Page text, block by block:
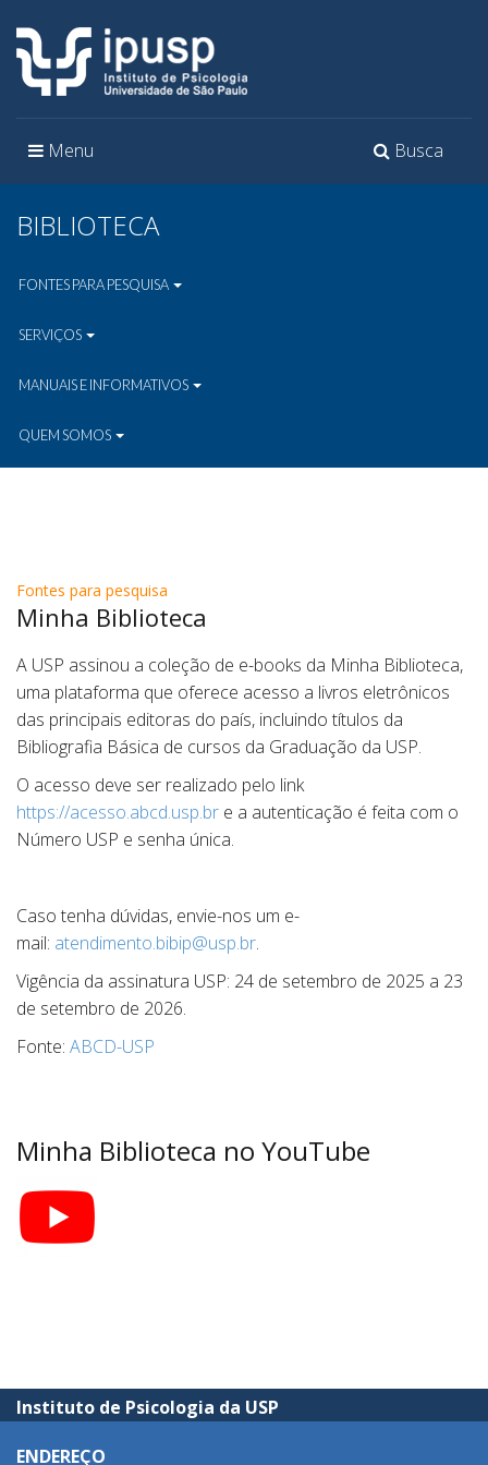
Toggle
Busca
Toggle
Menu
BIBLIOTECA
FONTES PARA PESQUISA
SERVIÇOS
MANUAIS E INFORMATIVOS
QUEM SOMOS
Fontes para pesquisa
Minha Biblioteca
A USP assinou a coleção de e-books da Minha Biblioteca,
uma plataforma que oferece acesso a livros eletrônicos
das principais editoras do país, incluindo títulos da
Bibliografia Básica de cursos da Graduação da USP.
O acesso deve ser realizado pelo link
https://acesso.abcd.usp.br e a autenticação é feita com o
Número USP e senha única.
Caso tenha dúvidas, envie-nos um e-
mail: atendimento.bibip@usp.br.
Vigência da assinatura USP: 24 de setembro de 2025 a 23
de setembro de 2026.
Fonte: ABCD-USP
Minha Biblioteca no YouTube
Instituto de Psicologia da USP
ENDEREÇO